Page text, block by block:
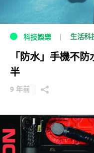
科技娛樂 生活科
「防水」手機不
半
9 年前